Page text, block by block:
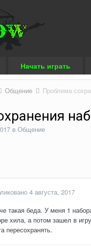
Начать играть
Общение Проблема
в Общение
4 августа, 2017
такая беда. У меня 1
хила, а потом зашел в
пересохранять.